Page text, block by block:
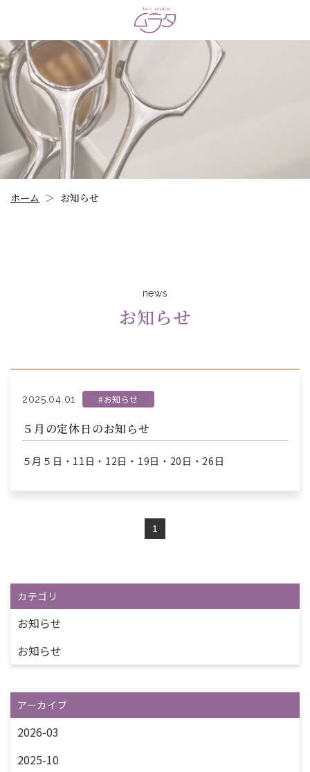
ホーム ＞ お知らせ
news
お知らせ
2025.04.01 #お知らせ
５月の定休日のお知らせ
５月５日・11日・12日・19日・20日・26日
1
カテゴリ
お知らせ
お知らせ
アーカイブ
2026-03
2025-10